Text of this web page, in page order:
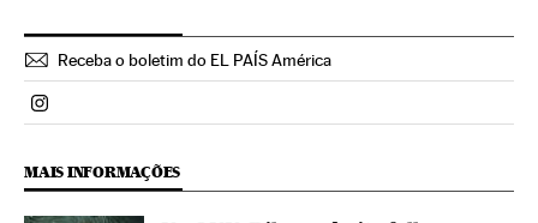
Receba o boletim do EL PAÍS América
Politica El País Brasil en Instagram
MAIS INFORMAÇÕES